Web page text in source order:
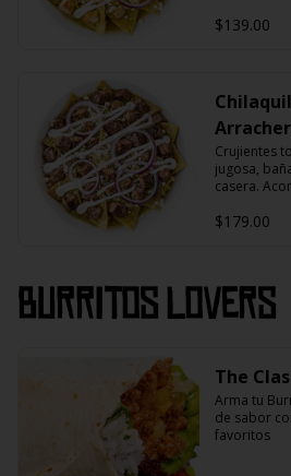
$139.00
Crujientes
jugosa,
casera.
$179.00
Burritos Lovers
The
Arma tu
de sabor
favoritos